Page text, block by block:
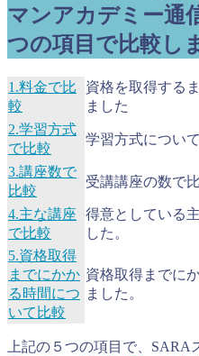
マンアカデミー通
つの項目で比較し
1.料金で比
較
資格を取得する
ました
2.学習方式
で比較
学習方式につい
3.講座数で
比較
受講講座の数で
4.主な講座
で比較
得意としている
した。
5.資格取得
までにかか
る時間につ
いて比較
資格取得までに
ました。
上記の５つの項目で、SARA